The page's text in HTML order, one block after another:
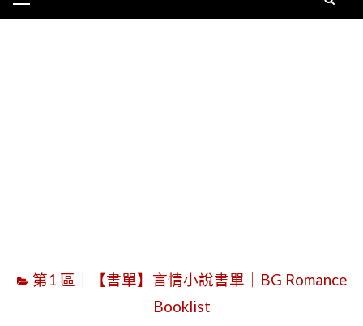
第1 區｜【書單】言情小說書單｜BG Romance
Booklist